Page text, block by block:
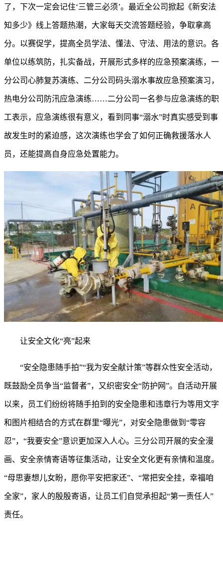
了，下次一定会记住‘三管三必须’。最近全公司掀起《新安法
知多少》线上答题热潮，大家每天交流答题经验，争取拿高
分。以赛促学，提高全员学法、懂法、守法、用法的意识。各
单位以练筑防，扎实备战，开展形式多样的应急预案演练，一
分公司心肺复苏演练、二分公司码头溺水事故应急预案演习，
热电分公司防汛应急演练……二分公司一名参与应急演练的职
工表示，应急演练很有意义，看到同事“溺水”时真实感受到事
故发生时的紧迫感，这次演练也学会了如何正确救援落水人
员，还能提高自身应急处置能力。
让安全文化“亮”起来
“安全隐患随手拍”“我为安全献计策”等群众性安全活动，
既鼓励全员争当“监督者”，又织密安全“防护网”。自活动开展
以来，员工们纷纷将随手拍到的安全隐患和违章行为等用文字
和图片相结合的方式在群里“曝光”，对安全隐患做到“零容
忍”，“我要安全”意识更加深入人心。三分公司开展的安全漫
画、安全亲情寄语等征集活动，让安全文化更有亲情和温度。
“母思妻想儿女盼，愿你平安把家还”、“常把安全挂，幸福咱
全家”，家人的殷殷寄语，让员工们自觉承担起“第一责任人”
责任。